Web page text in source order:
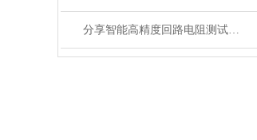
分享智能高精度回路电阻测试仪技术参数